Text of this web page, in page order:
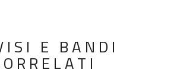
E BANDI